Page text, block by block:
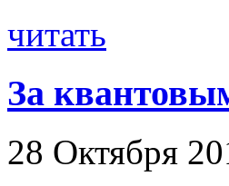
читать
За
28 Октября